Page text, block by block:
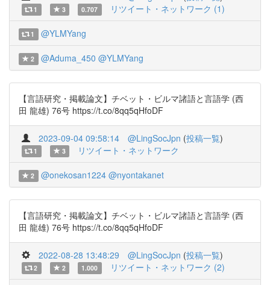
1 3 0.707 リツイート・ネットワーク (1)
1 @YLMYang
2 @Aduma_450 @YLMYang
【言語研究・掲載論文】チベット・ビルマ諸語と言語学 (西
田 龍雄) 76号 https://t.co/8qq5qHfoDF
2023-09-04 09:58:14 @LingSocJpn (投稿一覧)
1 3 リツイート・ネットワーク
2 @onekosan1224 @nyontakanet
【言語研究・掲載論文】チベット・ビルマ諸語と言語学 (西
田 龍雄) 76号 https://t.co/8qq5qHfoDF
2022-08-28 13:48:29 @LingSocJpn (投稿一覧)
2 2 1.000 リツイート・ネットワーク (2)